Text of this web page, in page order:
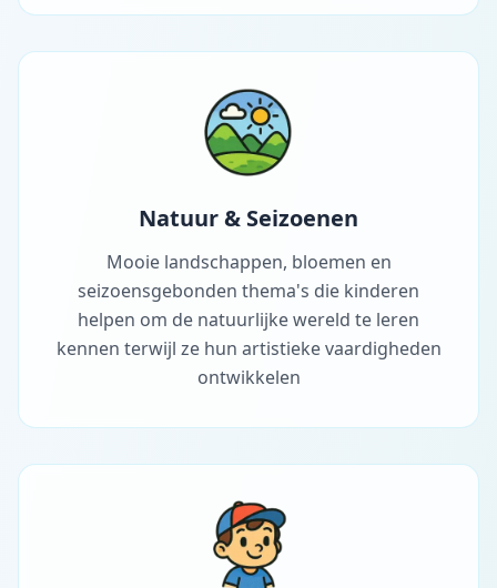
Natuur & Seizoenen
Mooie landschappen, bloemen en
seizoensgebonden thema's die kinderen
helpen om de natuurlijke wereld te leren
kennen terwijl ze hun artistieke vaardigheden
ontwikkelen